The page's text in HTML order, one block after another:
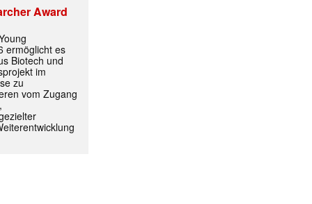
Award
ermöglicht es
Biotech und
im
zu
vom Zugang